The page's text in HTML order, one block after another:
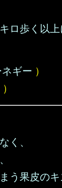
ロ歩く以
ギー ）
）
く、
う果皮のキ